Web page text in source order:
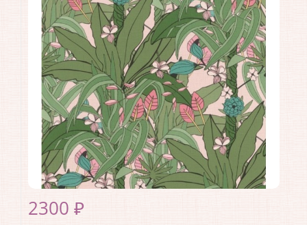
Материал покрытия:Виниловое
Страна:Германия
Материал основы:Флизелин
Раппорт:<>
2300 ₽